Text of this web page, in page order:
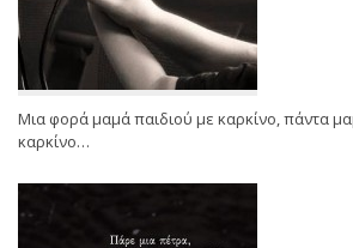
Μια φορά μαμά παιδιού με καρκίνο, πάντα
καρκίνο…